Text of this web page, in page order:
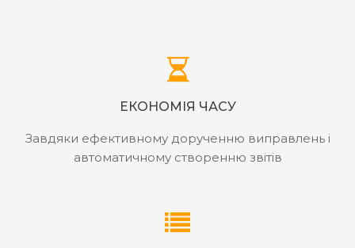
ЕКОНОМІЯ ЧАСУ
Завдяки ефективному дорученню виправлень і
автоматичному створенню звітів